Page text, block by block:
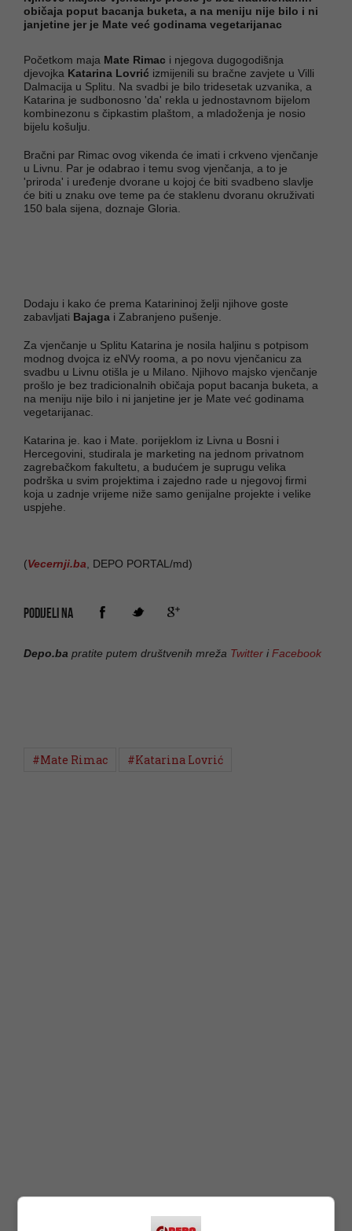
običaja poput bacanja buketa, a na meniju nije bilo i ni
janjetine jer je Mate već godinama vegetarijanac
Početkom maja Mate Rimac i njegova dugogodišnja
djevojka Katarina Lovrić izmijenili su bračne zavjete u Villi
Dalmacija u Splitu. Na svadbi je bilo tridesetak uzvanika, a
Katarina je sudbonosno 'da' rekla u jednostavnom bijelom
kombinezonu s čipkastim plaštom, a mladoženja je nosio
bijelu košulju.
Bračni par Rimac ovog vikenda će imati i crkveno vjenčanje
u Livnu. Par je odabrao i temu svog vjenčanja, a to je
'priroda' i uređenje dvorane u kojoj će biti svadbeno slavlje
će biti u znaku ove teme pa će staklenu dvoranu okruživati
150 bala sijena, doznaje Gloria.
Dodaju i kako će prema Katarininoj želji njihove goste
zabavljati Bajaga i Zabranjeno pušenje.
Za vjenčanje u Splitu Katarina je nosila haljinu s potpisom
modnog dvojca iz eNVy rooma, a po novu vjenčanicu za
svadbu u Livnu otišla je u Milano. Njihovo majsko vjenčanje
prošlo je bez tradicionalnih običaja poput bacanja buketa, a
na meniju nije bilo i ni janjetine jer je Mate već godinama
vegetarijanac.
Katarina je. kao i Mate. porijeklom iz Livna u Bosni i
Hercegovini, studirala je marketing na jednom privatnom
zagrebačkom fakultetu, a budućem je suprugu velika
podrška u svim projektima i zajedno rade u njegovoj firmi
koja u zadnje vrijeme niže samo genijalne projekte i velike
uspjehe.
(Vecernji.ba , DEPO PORTAL/md)
PODIJELI NA
Depo.ba pratite putem društvenih mreža Twitter iFacebook
#Mate Rimac #Katarina Lovrić